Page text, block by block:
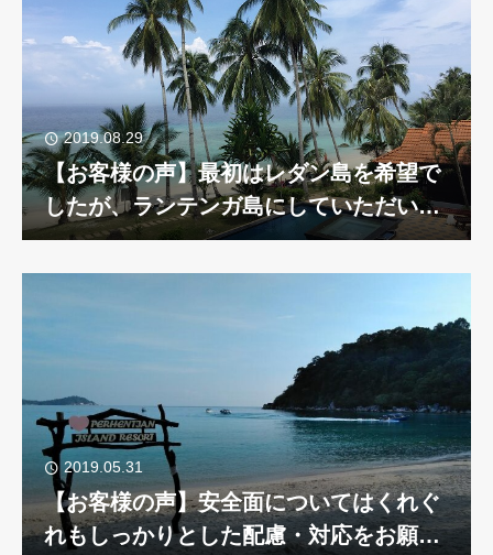
2019.08.29
【お客様の声】最初はレダン島を希望で
したが、ランテンガ島にしていただいて
よかったです。
2019.05.31
【お客様の声】安全面についてはくれぐ
れもしっかりとした配慮・対応をお願い